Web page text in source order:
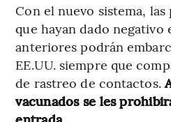
Con el nuevo sistema, las
que hayan dado negativo
anteriores podrán
EE.UU. siempre que
de rastreo de contactos.
vacunados se les